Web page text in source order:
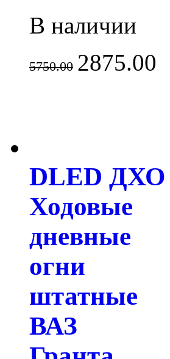
В наличии
5750.00 2875.00
DLED ДХО
Ходовые
дневные
огни
штатные
ВАЗ